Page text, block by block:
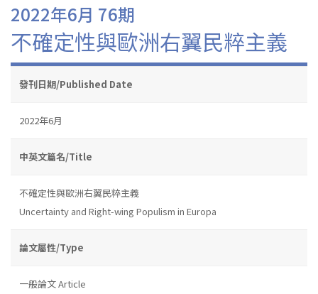
2022年6月 76期
不確定性與歐洲右翼民粹主義
發刊日期/Published Date
2022年6月
中英文篇名/Title
不確定性與歐洲右翼民粹主義
Uncertainty and Right-wing Populism in Europa
論文屬性/Type
一般論文 Article